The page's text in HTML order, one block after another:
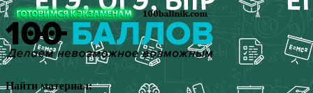
Перейти
к
содержимому
Найти материал: